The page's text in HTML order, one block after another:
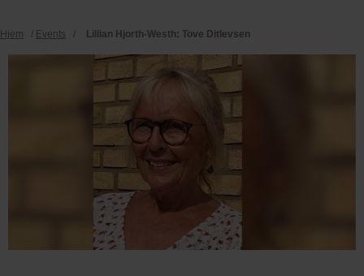
Hjem / Events / Lillian Hjorth-Westh: Tove Ditlevsen